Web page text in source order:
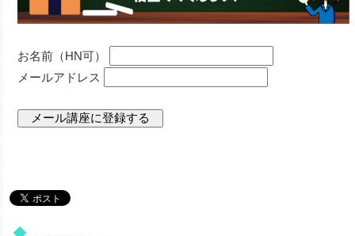
お名前（HN可）
メールアドレス